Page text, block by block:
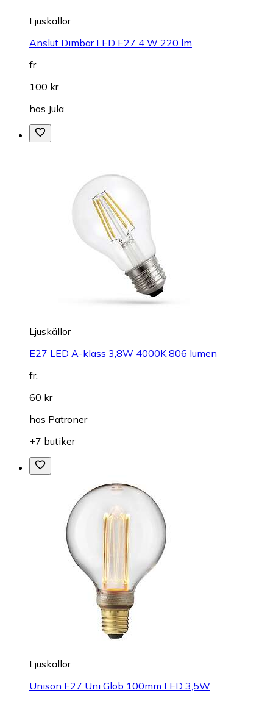
Ljuskällor
Anslut Dimbar LED E27 4 W 220 lm
fr.
100 kr
hos Jula
Ljuskällor
E27 LED A-klass 3,8W 4000K 806 lumen
fr.
60 kr
hos Patroner
+7 butiker
Ljuskällor
Unison E27 Uni Glob 100mm LED 3,5W